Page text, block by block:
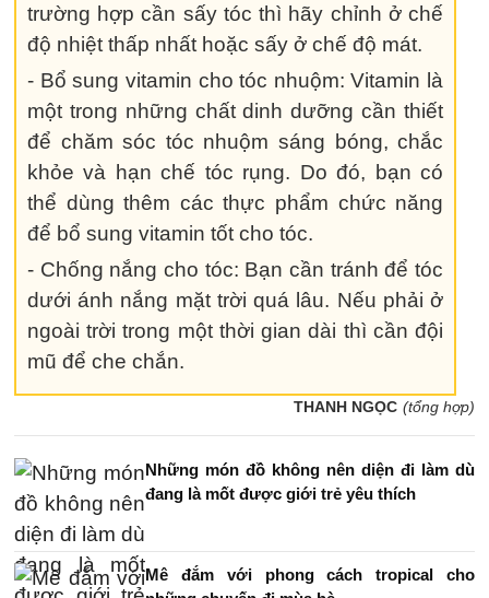
trường hợp cần sấy tóc thì hãy chỉnh ở chế
độ nhiệt thấp nhất hoặc sấy ở chế độ mát.
- Bổ sung vitamin cho tóc nhuộm: Vitamin là
một trong những chất dinh dưỡng cần thiết
để chăm sóc tóc nhuộm sáng bóng, chắc
khỏe và hạn chế tóc rụng. Do đó, bạn có
thể dùng thêm các thực phẩm chức năng
để bổ sung vitamin tốt cho tóc.
- Chống nắng cho tóc: Bạn cần tránh để tóc
dưới ánh nắng mặt trời quá lâu. Nếu phải ở
ngoài trời trong một thời gian dài thì cần đội
mũ để che chắn.
THANH NGỌC (tổng hợp)
Những món đồ không nên diện đi làm dù
đang là mốt được giới trẻ yêu thích
Mê đắm với phong cách tropical cho